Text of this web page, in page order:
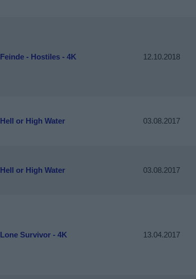
Feinde - Hostiles - 4K 12.10.2018
Hell or High Water 03.08.2017
Hell or High Water 03.08.2017
Lone Survivor - 4K 13.04.2017